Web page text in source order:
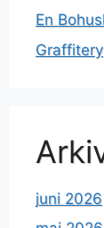
En
Graffitery
juni 2026